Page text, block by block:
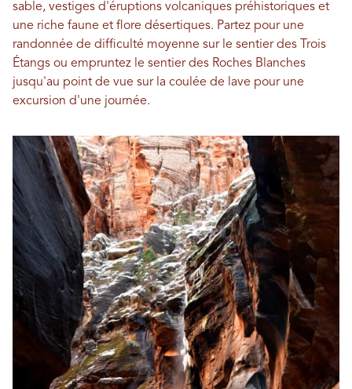
sable, vestiges d'éruptions volcaniques préhistoriques et
une riche faune et flore désertiques. Partez pour une
randonnée de difficulté moyenne sur le sentier des Trois
Étangs ou empruntez le sentier des Roches Blanches
jusqu'au point de vue sur la coulée de lave pour une
excursion d'une journée.